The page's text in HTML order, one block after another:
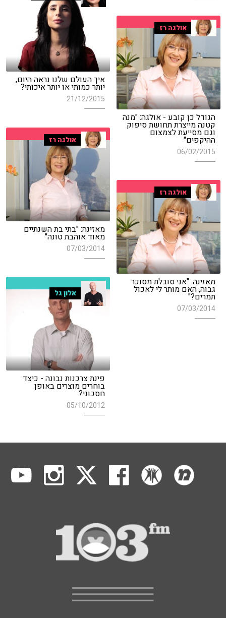
איך העולם שלנו נראה היום,
יותר כמותי או יותר איכותי?
21/12/2015
אולגה רז
הגודל כן קובע - אולגה: "מנה
קטנה מייצרת תחושת סיפוק
וגם מסייעת לצמצום
ההיקפים"
06/02/2015
אולגה רז
מאזינה: "בתי בת השנתיים
מאוד אוהבת טונה"
07/03/2014
אולגה רז
מאזינה: "אני סובלת מסוכר
גבוה, האם מותר לי לאכול
תמרים?"
07/03/2014
אלון גל
פינת צרכנות נבונה - כיצד
בוחרים מוצרים באופן
חסכוני?
05/10/2012